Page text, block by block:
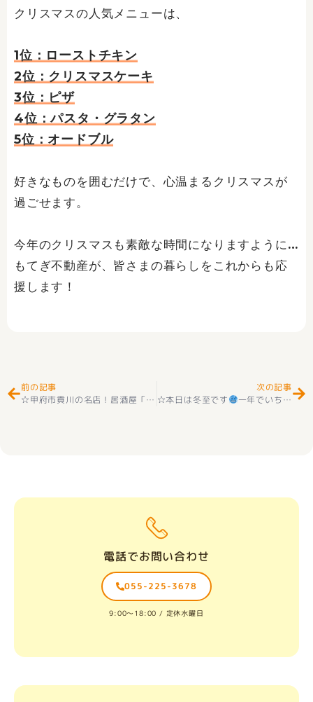
クリスマスの人気メニューは、
1位：ローストチキン
2位：クリスマスケーキ
3位：ピザ
4位：パスタ・グラタン
5位：オードブル
好きなものを囲むだけで、心温まるクリスマスが
過ごせます。
今年のクリスマスも素敵な時間になりますように…
もてぎ不動産が、皆さまの暮らしをこれからも応
援します！
前の記事
☆甲府市貢川の名店！居酒屋「一休さん」の美味しさと魅力をご紹介
次の記事
☆本日は冬至です
一年でいちばん昼が短い日
電話でお問い合わせ
055-225-3678
9:00〜18:00 / 定休水曜日